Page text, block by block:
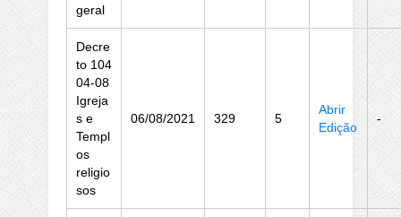
geral
Decre
to 104
04-08
Igreja
s e
Templ
os
religio
sos
06/08/2021 329 5
Abrir
Edição
-